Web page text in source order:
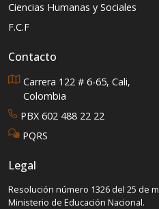
Ciencias Humanas y Sociales
F.C.F
Contacto
Carrera 122 # 6-65, Cali,
Colombia
PBX 602 488 22 22
PQRS
Legal
Resolución número 1326 del 25 de
Ministerio de Educación Nacional.